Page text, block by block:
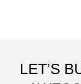
LET’S